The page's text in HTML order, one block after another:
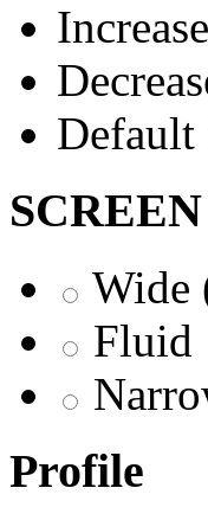
Default
SCREEN
Wide
Fluid
Profile